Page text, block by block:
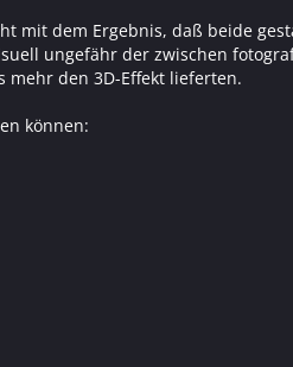
mit dem Ergebnis, daß beide
ungefähr der zwischen
mehr den 3D-Effekt lieferten.
können: